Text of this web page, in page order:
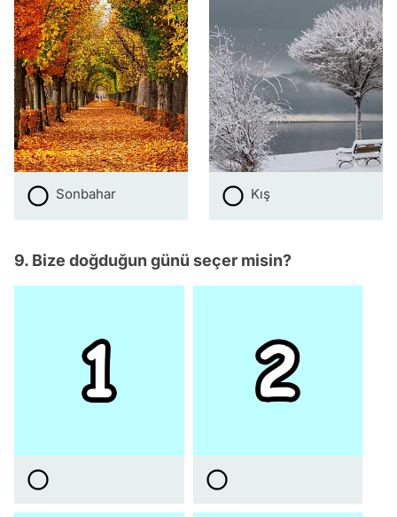
Sonbahar Kış
9. Bize doğduğun günü seçer misin?